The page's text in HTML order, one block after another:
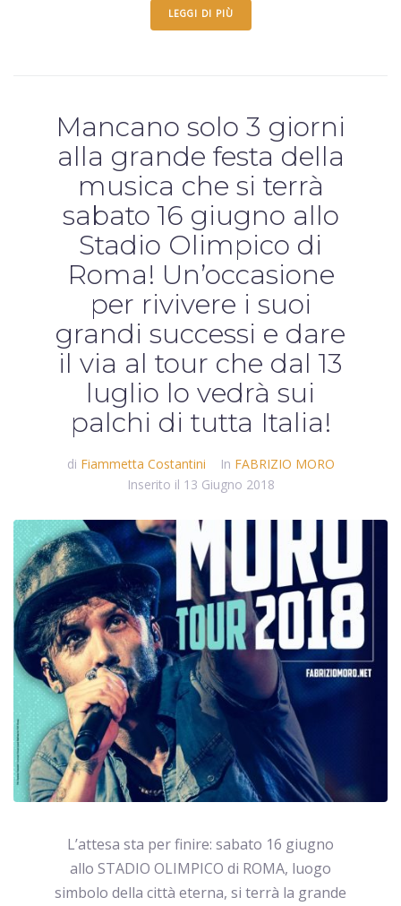
LEGGI DI PIÙ
Mancano solo 3 giorni
alla grande festa della
musica che si terrà
sabato 16 giugno allo
Stadio Olimpico di
Roma! Un’occasione
per rivivere i suoi
grandi successi e dare
il via al tour che dal 13
luglio lo vedrà sui
palchi di tutta Italia!
di Fiammetta Costantini In FABRIZIO MORO
Inserito il 13 Giugno 2018
L’attesa sta per finire: sabato 16 giugno
allo STADIO OLIMPICO di ROMA, luogo
simbolo della città eterna, si terrà la grande